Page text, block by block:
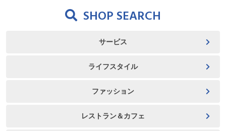
SHOP SEARCH
サービス
ライフスタイル
ファッション
レストラン＆カフェ